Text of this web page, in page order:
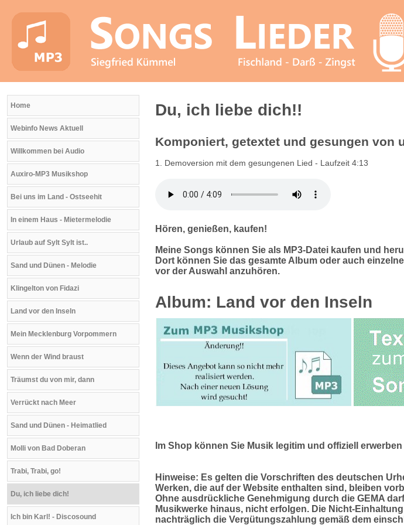
Home
Webinfo News Aktuell
Willkommen bei Audio
Auxiro-MP3 Musikshop
Bei uns im Land - Ostseehit
In einem Haus - Mietermelodie
Urlaub auf Sylt Sylt ist..
Sand und Dünen - Melodie
Klingelton von Fidazi
Land vor den Inseln
Mein Mecklenburg Vorpommern
Wenn der Wind braust
Träumst du von mir, dann
Verrückt nach Meer
Sand und Dünen - Heimatlied
Molli von Bad Doberan
Trabi, Trabi, go!
Du, ich liebe dich!
Ich bin Karl! - Discosound
Du, ich liebe dich!!
Komponiert, getextet und gesungen von
1. Demoversion mit dem gesungenen Lied - Laufzeit 4:13
Hören, genießen, kaufen!
Meine Songs können Sie als MP3-Datei kaufen und
Dort können Sie das gesamte Album oder auch
vor der Auswahl anzuhören.
Album: Land vor den Inseln
Im Shop können Sie Musik legitim und offiziell
Hinweise: Es gelten die Vorschriften des deutschen
Werken, die auf der Website enthalten sind, bleiben
Ohne ausdrückliche Genehmigung durch die GEMA
Musikwerke hinaus, nicht erfolgen. Die Nicht-
nachträglich die Vergütungszahlung gemäß dem